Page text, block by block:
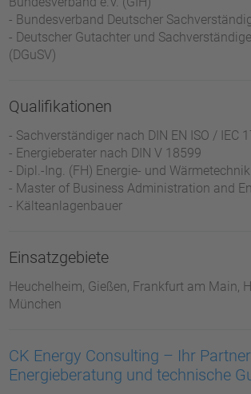
- Bundesverband Deutscher
- Deutscher Gutachter und
(DGuSV)
Qualifikationen
- Sachverständiger nach DIN EN ISO / IEC
- Energieberater nach DIN V 18599
- Dipl.-Ing. (FH) Energie- und Wärmetechnik
- Master of Business Administration and
- Kälteanlagenbauer
Einsatzgebiete
Heuchelheim, Gießen, Frankfurt am Main,
München
CK Energy Consulting – Ihr
Energieberatung und technische